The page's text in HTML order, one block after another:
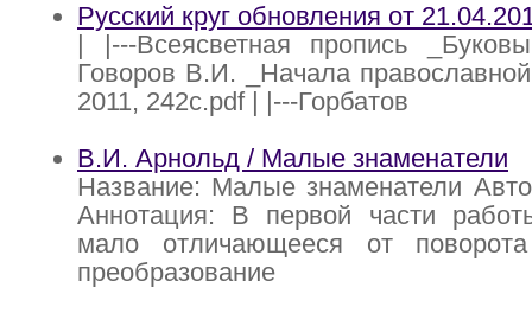
Русский круг обновления от
| |---Всеясветная пропись
Говоров В.И. _Начала
2011, 242с.pdf | |---Горбатов
В.И. Арнольд / Малые знаменатели
Название: Малые знаменатели
Аннотация: В первой части
мало отличающееся от поворота
преобразование